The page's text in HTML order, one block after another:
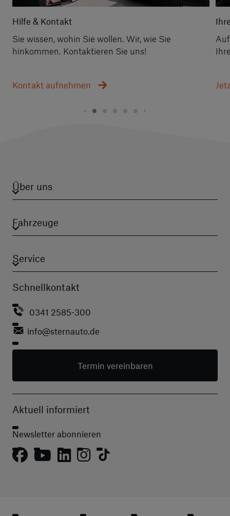
Hilfe & Kontakt
Sie wissen, wohin Sie wollen. Wir, wie Sie
hinkommen. Kontaktieren Sie uns!
Kontakt aufnehmen
Über uns
Fahrzeuge
Service
Schnellkontakt
0341 2585-300
info@sternauto.de
Termin vereinbaren
Aktuell informiert
Newsletter abonnieren